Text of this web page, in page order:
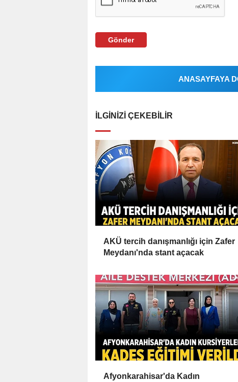
Gönder
ANASAYFAYA
İLGINIZI ÇEKEBILIR
AKÜ tercih danışmanlığı için Zafer
Meydanı'nda stant açacak
Afyonkarahisar'da Kadın